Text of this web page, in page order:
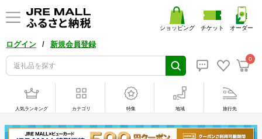
ログイン / 新規会員登録
0
ショッピング チケット オーダー
人気ランキング カテゴリ 特集 地域 旅行先